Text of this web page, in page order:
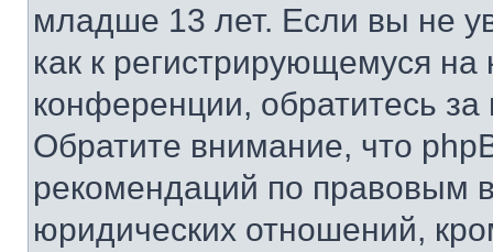
младше 13 лет. Если вы не
как к регистрирующемуся
конференции, обратитесь
Обратите внимание, что
рекомендаций по правовым
юридических отношений,